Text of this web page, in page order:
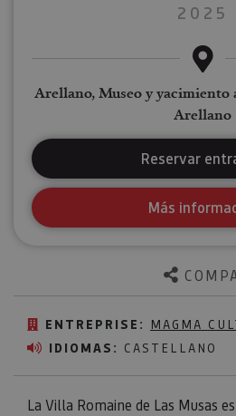
ENTREPRISE: MAGMA
IDIOMAS: CASTELLANO
La Villa Romaine de Las Musas
2025
Arellano, Museo y yacimiento
Arellano
Reservar
Más